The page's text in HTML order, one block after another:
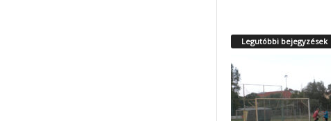
Legutóbbi bejegyzések